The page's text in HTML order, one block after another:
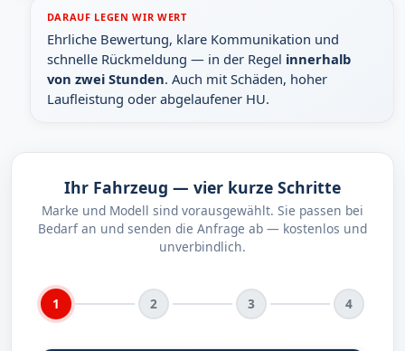
DARAUF LEGEN WIR WERT
Ehrliche Bewertung, klare Kommunikation und
schnelle Rückmeldung — in der Regel innerhalb
von zwei Stunden. Auch mit Schäden, hoher
Laufleistung oder abgelaufener HU.
Ihr Fahrzeug — vier kurze Schritte
Marke und Modell sind vorausgewählt. Sie passen bei
Bedarf an und senden die Anfrage ab — kostenlos und
unverbindlich.
1 2 3 4